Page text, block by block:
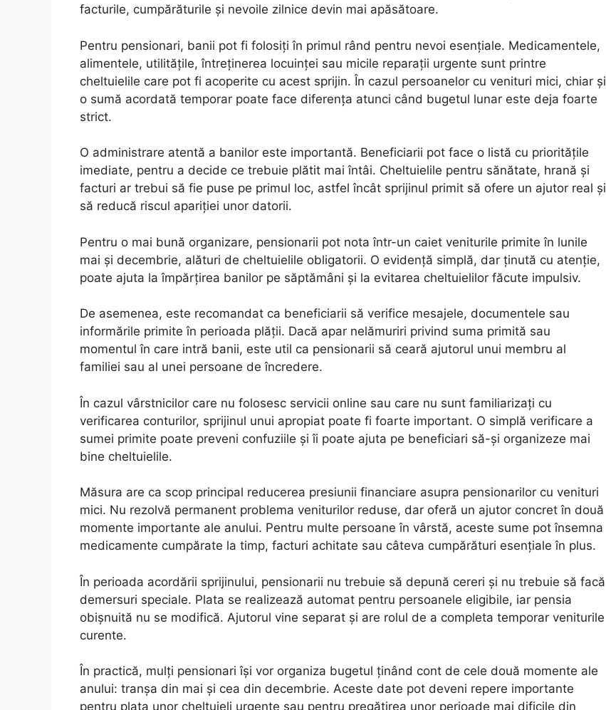
facturile, cumpărăturile și nevoile zilnice devin mai apăsătoare.
Pentru pensionari, banii pot fi folosiți în primul rând pentru nevoi esențiale. Medicamentele,
alimentele, utilitățile, întreținerea locuinței sau micile reparații urgente sunt printre
cheltuielile care pot fi acoperite cu acest sprijin. În cazul persoanelor cu venituri mici, chiar și
o sumă acordată temporar poate face diferența atunci când bugetul lunar este deja foarte
strict.
O administrare atentă a banilor este importantă. Beneficiarii pot face o listă cu prioritățile
imediate, pentru a decide ce trebuie plătit mai întâi. Cheltuielile pentru sănătate, hrană și
facturi ar trebui să fie puse pe primul loc, astfel încât sprijinul primit să ofere un ajutor real și
să reducă riscul apariției unor datorii.
Pentru o mai bună organizare, pensionarii pot nota într-un caiet veniturile primite în lunile
mai și decembrie, alături de cheltuielile obligatorii. O evidență simplă, dar ținută cu atenție,
poate ajuta la împărțirea banilor pe săptămâni și la evitarea cheltuielilor făcute impulsiv.
De asemenea, este recomandat ca beneficiarii să verifice mesajele, documentele sau
informările primite în perioada plății. Dacă apar nelămuriri privind suma primită sau
momentul în care intră banii, este util ca pensionarii să ceară ajutorul unui membru al
familiei sau al unei persoane de încredere.
În cazul vârstnicilor care nu folosesc servicii online sau care nu sunt familiarizați cu
verificarea conturilor, sprijinul unui apropiat poate fi foarte important. O simplă verificare a
sumei primite poate preveni confuziile și îi poate ajuta pe beneficiari să-și organizeze mai
bine cheltuielile.
Măsura are ca scop principal reducerea presiunii financiare asupra pensionarilor cu venituri
mici. Nu rezolvă permanent problema veniturilor reduse, dar oferă un ajutor concret în două
momente importante ale anului. Pentru multe persoane în vârstă, aceste sume pot însemna
medicamente cumpărate la timp, facturi achitate sau câteva cumpărături esențiale în plus.
În perioada acordării sprijinului, pensionarii nu trebuie să depună cereri și nu trebuie să facă
demersuri speciale. Plata se realizează automat pentru persoanele eligibile, iar pensia
obișnuită nu se modifică. Ajutorul vine separat și are rolul de a completa temporar veniturile
curente.
În practică, mulți pensionari își vor organiza bugetul ținând cont de cele două momente ale
anului: tranșa din mai și cea din decembrie. Aceste date pot deveni repere importante
pentru plata unor cheltuieli urgente sau pentru pregătirea unor perioade mai dificile din